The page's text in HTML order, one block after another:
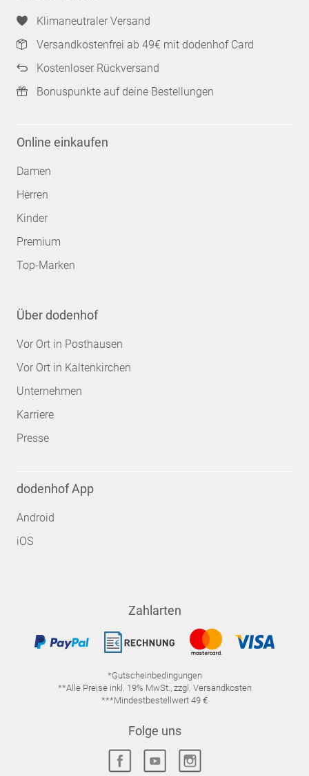
Klimaneutraler Versand
Versandkostenfrei ab 49€ mit dodenhof Card
Kostenloser Rückversand
Bonuspunkte auf deine Bestellungen
Online einkaufen
Damen
Herren
Kinder
Premium
Top-Marken
Über dodenhof
Vor Ort in Posthausen
Vor Ort in Kaltenkirchen
Unternehmen
Karriere
Presse
dodenhof App
Android
iOS
Zahlarten
*Gutscheinbedingungen
**Alle Preise inkl. 19% MwSt., zzgl. Versandkosten
***Mindestbestellwert 49 €
Folge uns